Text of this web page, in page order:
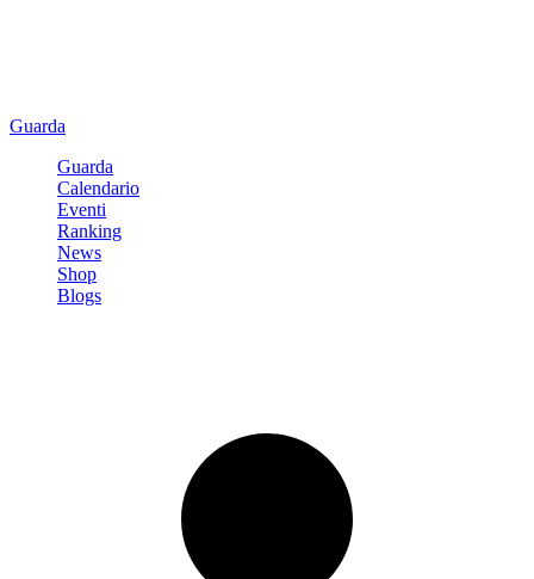
Guarda
Guarda
Calendario
Eventi
Ranking
News
Shop
Blogs